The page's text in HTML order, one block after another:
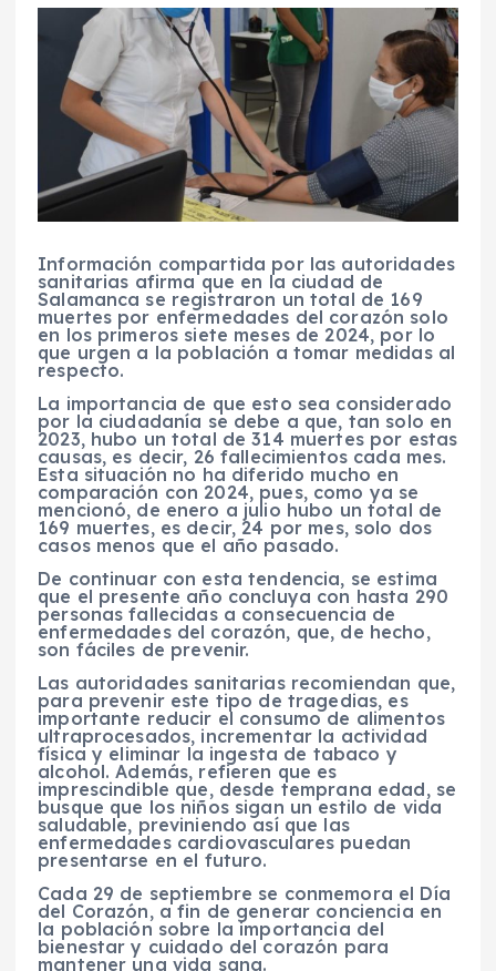
Información compartida por las autoridades
sanitarias afirma que en la ciudad de
Salamanca se registraron un total de 169
muertes por enfermedades del corazón solo
en los primeros siete meses de 2024, por lo
que urgen a la población a tomar medidas al
respecto.
La importancia de que esto sea considerado
por la ciudadanía se debe a que, tan solo en
2023, hubo un total de 314 muertes por estas
causas, es decir, 26 fallecimientos cada mes.
Esta situación no ha diferido mucho en
comparación con 2024, pues, como ya se
mencionó, de enero a julio hubo un total de
169 muertes, es decir, 24 por mes, solo dos
casos menos que el año pasado.
De continuar con esta tendencia, se estima
que el presente año concluya con hasta 290
personas fallecidas a consecuencia de
enfermedades del corazón, que, de hecho,
son fáciles de prevenir.
Las autoridades sanitarias recomiendan que,
para prevenir este tipo de tragedias, es
importante reducir el consumo de alimentos
ultraprocesados, incrementar la actividad
física y eliminar la ingesta de tabaco y
alcohol. Además, refieren que es
imprescindible que, desde temprana edad, se
busque que los niños sigan un estilo de vida
saludable, previniendo así que las
enfermedades cardiovasculares puedan
presentarse en el futuro.
Cada 29 de septiembre se conmemora el Día
del Corazón, a fin de generar conciencia en
la población sobre la importancia del
bienestar y cuidado del corazón para
mantener una vida sana.